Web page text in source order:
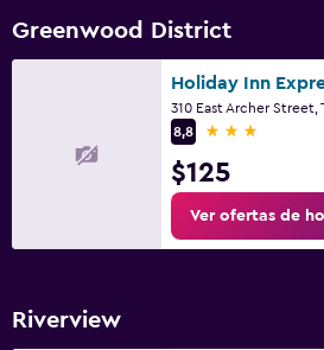
Greenwood District
310 East Archer Street,
8,8
3 estrellas
$125
Ver ofertas de
Riverview